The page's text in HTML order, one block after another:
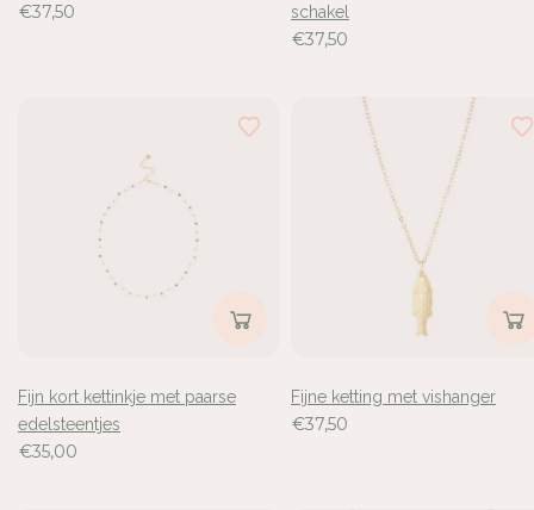
€37,50
schakel
€37,50
Fijn kort kettinkje met paarse
edelsteentjes
€35,00
Fijne ketting met vishanger
€37,50